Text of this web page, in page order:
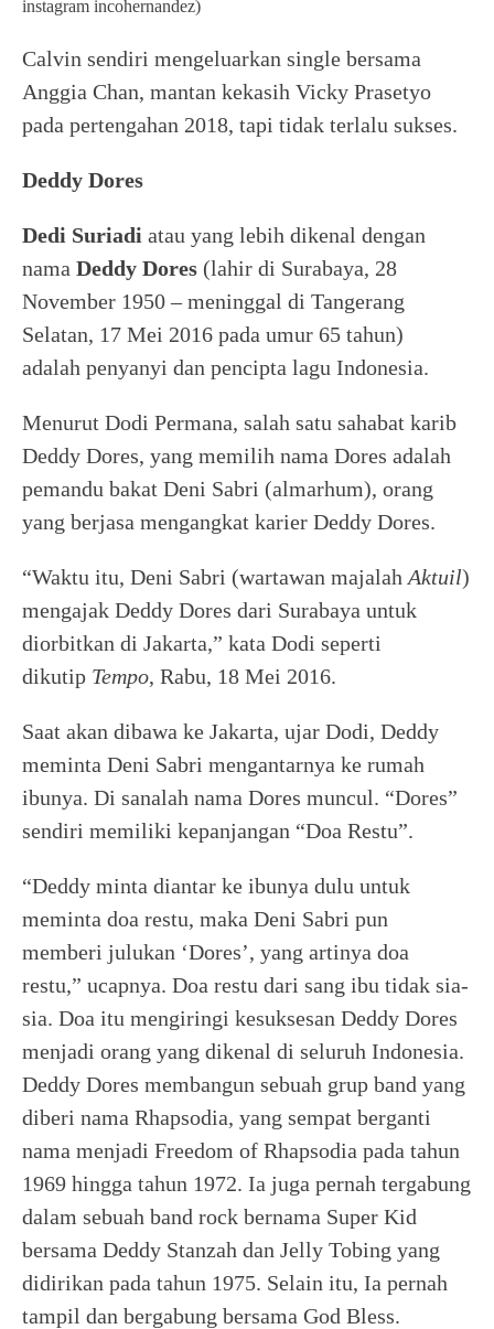
instagram incohernandez)
Calvin sendiri mengeluarkan single bersama
Anggia Chan, mantan kekasih Vicky Prasetyo
pada pertengahan 2018, tapi tidak terlalu sukses.
Deddy Dores
Dedi Suriadi atau yang lebih dikenal dengan
nama Deddy Dores (lahir di Surabaya, 28
November 1950 – meninggal di Tangerang
Selatan, 17 Mei 2016 pada umur 65 tahun)
adalah penyanyi dan pencipta lagu Indonesia.
Menurut Dodi Permana, salah satu sahabat karib
Deddy Dores, yang memilih nama Dores adalah
pemandu bakat Deni Sabri (almarhum), orang
yang berjasa mengangkat karier Deddy Dores.
“Waktu itu, Deni Sabri (wartawan majalah Aktuil)
mengajak Deddy Dores dari Surabaya untuk
diorbitkan di Jakarta,” kata Dodi seperti
dikutip Tempo, Rabu, 18 Mei 2016.
Saat akan dibawa ke Jakarta, ujar Dodi, Deddy
meminta Deni Sabri mengantarnya ke rumah
ibunya. Di sanalah nama Dores muncul. “Dores”
sendiri memiliki kepanjangan “Doa Restu”.
“Deddy minta diantar ke ibunya dulu untuk
meminta doa restu, maka Deni Sabri pun
memberi julukan ‘Dores’, yang artinya doa
restu,” ucapnya. Doa restu dari sang ibu tidak sia-
sia. Doa itu mengiringi kesuksesan Deddy Dores
menjadi orang yang dikenal di seluruh Indonesia.
Deddy Dores membangun sebuah grup band yang
diberi nama Rhapsodia, yang sempat berganti
nama menjadi Freedom of Rhapsodia pada tahun
1969 hingga tahun 1972. Ia juga pernah tergabung
dalam sebuah band rock bernama Super Kid
bersama Deddy Stanzah dan Jelly Tobing yang
didirikan pada tahun 1975. Selain itu, Ia pernah
tampil dan bergabung bersama God Bless.